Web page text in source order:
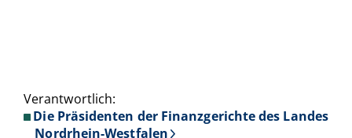
Verantwortlich:
Die Präsidenten der Finanzgerichte des Landes
Nordrhein-Westfalen